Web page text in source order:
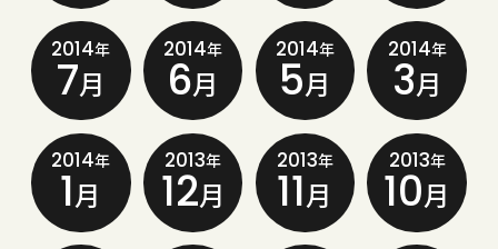
2014年
7月
2014年
6月
2014年
5月
2014年
3月
2014年
1月
2013年
12月
2013年
11月
2013年
10月